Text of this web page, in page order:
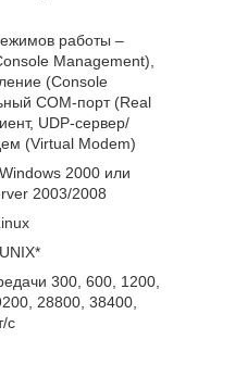
работы –
Management),
(Console
COM-порт (Real
UDP-сервер/
(Virtual Modem)
2000 или
2003/2008
300, 600, 1200,
28800, 38400,
с